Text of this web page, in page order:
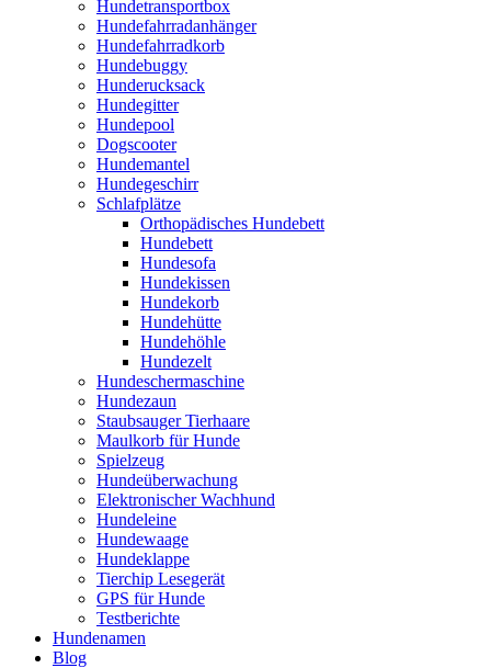
Hundetransportbox
Hundefahrradanhänger
Hundefahrradkorb
Hundebuggy
Hunderucksack
Hundegitter
Hundepool
Dogscooter
Hundemantel
Hundegeschirr
Schlafplätze
Orthopädisches Hundebett
Hundebett
Hundesofa
Hundekissen
Hundekorb
Hundehütte
Hundehöhle
Hundezelt
Hundeschermaschine
Hundezaun
Staubsauger Tierhaare
Maulkorb für Hunde
Spielzeug
Hundeüberwachung
Elektronischer Wachhund
Hundeleine
Hundewaage
Hundeklappe
Tierchip Lesegerät
GPS für Hunde
Testberichte
Hundenamen
Blog